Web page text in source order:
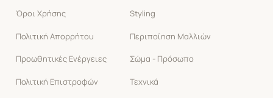
Όροι Χρήσης
Πολιτική Απορρήτου
Προωθητικές Ενέργειες
Πολιτική Επιστροφών
Styling
Περιποίηση Μαλλιών
Σώμα - Πρόσωπο
Τεχνικά